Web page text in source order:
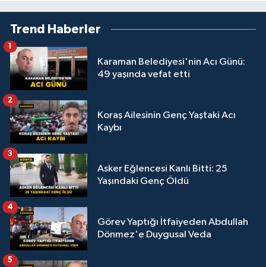
Trend Haberler
Karaman Belediyesi'nin Acı Günü:
49 yaşında vefat etti
1
Koraş Ailesinin Genç Yaştaki Acı
Kaybı
2
Asker Eğlencesi Kanlı Bitti: 25
Yaşındaki Genç Öldü
3
Görev Yaptığı İtfaiyeden Abdullah
Dönmez'e Duygusal Veda
4
5